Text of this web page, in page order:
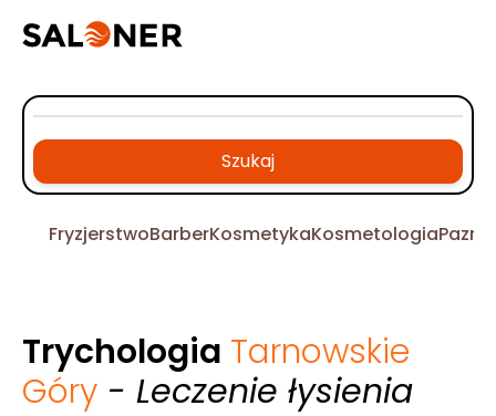
Szukaj
FryzjerstwoBarberKosmetykaKosmetologia
Trychologia Tarnowskie
Góry - Leczenie łysienia